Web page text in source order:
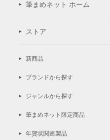
筆まめネット ホーム
ストア
新商品
ブランドから探す
ジャンルから探す
筆まめネット限定商品
年賀状関連製品